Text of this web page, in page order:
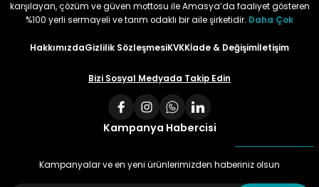
S... Ö... | 23/01/2024
karşılayan, çözüm ve güven mottosu ile Amasya’da faaliyet gösteren
%100 yerli sermayeli ve tarım odaklı bir aile şirketidir. Daha Çok
HakkımızdaGizlilik SözleşmesiKVKKİade & Değişimİletişim
Bizi Sosyal Medyada Takip Edin
Kampanya Habercisi
Kampanyalar ve en yeni ürünlerimizden haberiniz olsun